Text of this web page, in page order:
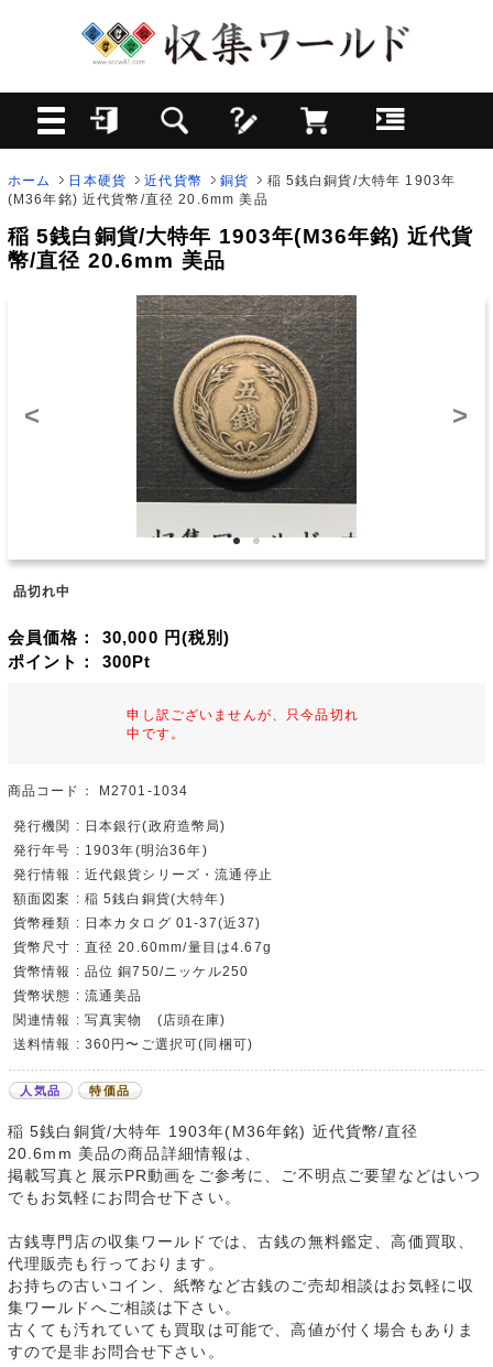
ホーム 日本硬貨 近代貨幣 銅貨
稲 5銭白銅貨/大特年 1903年
(M36年銘) 近代貨幣/直径 20.6mm 美品
稲 5銭白銅貨/大特年 1903年(M36年銘) 近代貨
幣/直径 20.6mm 美品
< >
品切れ中
会員価格： 30,000 円(税別)
ポイント： 300Pt
申し訳ございませんが、只今品切れ
中です。
商品コード： M2701-1034
発行機関 : 日本銀行(政府造幣局)
発行年号 : 1903年(明治36年)
発行情報 : 近代銀貨シリーズ・流通停止
額面図案 : 稲 5銭白銅貨(大特年)
貨幣種類 : 日本カタログ 01-37(近37)
貨幣尺寸 : 直径 20.60mm/量目は4.67g
貨幣情報 : 品位 銅750/ニッケル250
貨幣状態 : 流通美品
関連情報 : 写真実物 (店頭在庫)
送料情報 : 360円〜ご選択可(同梱可)
人気品 特価品
稲 5銭白銅貨/大特年 1903年(M36年銘) 近代貨幣/直径
20.6mm 美品の商品詳細情報は、
掲載写真と展示PR動画をご参考に、ご不明点ご要望などはいつ
でもお気軽にお問合せ下さい。
古銭専門店の収集ワールドでは、古銭の無料鑑定、高価買取、
代理販売も行っております。
お持ちの古いコイン、紙幣など古銭のご売却相談はお気軽に収
集ワールドへご相談は下さい。
古くても汚れていても買取は可能で、高値が付く場合もありま
すので是非お問合せ下さい。